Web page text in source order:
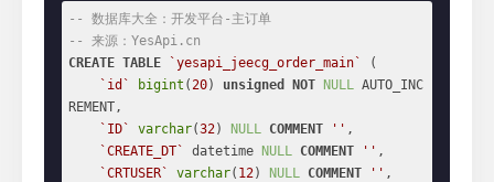
-- 数据库大全：开发平台-主订单
-- 来源：YesApi.cn
CREATE TABLE `yesapi_jeecg_order_main`
(
`id`
bigint (20) unsigned NOT NULL AUTO_INC
REMENT,
`ID`
varchar(32) NULL COMMENT '' ,
`CREATE_DT`
datetime NULL COMMENT '' ,
`CRTUSER`
varchar( 12) NULL COMMENT '' ,